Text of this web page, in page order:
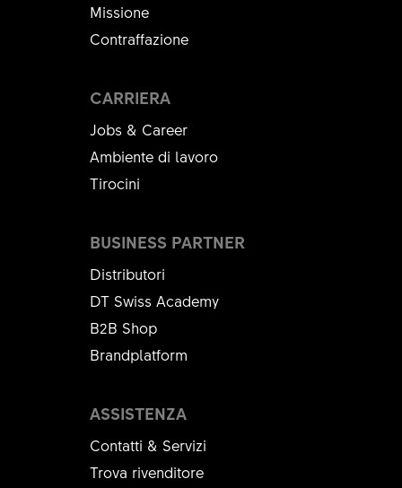
Missione
Contraffazione
CARRIERA
Jobs & Career
Ambiente di lavoro
Tirocini
ASSISTENZA
Contatti & Servizi
Trova rivenditore
BUSINESS PARTNER
Distributori
DT Swiss Academy
B2B Shop
Brandplatform